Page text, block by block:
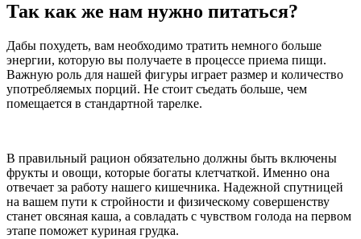
Так как же нам нужно питаться?
Дабы похудеть, вам необходимо тратить немного больше
энергии, которую вы получаете в процессе приема пищи.
Важную роль для нашей фигуры играет размер и количество
употребляемых порций. Не стоит съедать больше, чем
помещается в стандартной тарелке.
В правильный рацион обязательно должны быть включены
фрукты и овощи, которые богаты клетчаткой. Именно она
отвечает за работу нашего кишечника. Надежной спутницей
на вашем пути к стройности и физическому совершенству
станет овсяная каша, а совладать с чувством голода на первом
этапе поможет куриная грудка.